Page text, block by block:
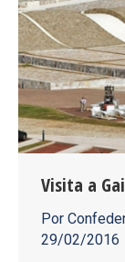
Visita a
Por
29/02/2016